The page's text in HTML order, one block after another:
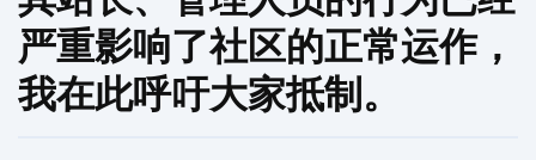
严重影响了社区的正常运作，
我在此呼吁大家抵制。